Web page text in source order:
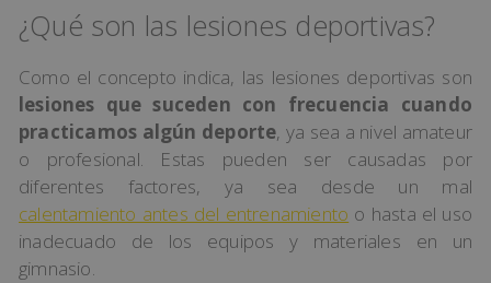
¿Qué son las lesiones deportivas?
Como el concepto indica, las lesiones deportivas son
lesiones que suceden con frecuencia cuando
practicamos algún deporte, ya sea a nivel amateur
o profesional. Estas pueden ser causadas por
diferentes factores, ya sea desde un mal
calentamiento antes del entrenamiento o hasta el uso
inadecuado de los equipos y materiales en un
gimnasio.